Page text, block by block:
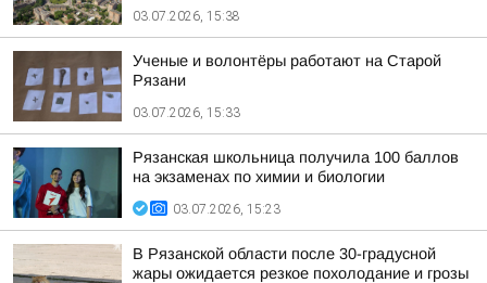
03.07.2026, 15:38
Ученые и волонтёры работают на Старой
Рязани
03.07.2026, 15:33
Рязанская школьница получила 100 баллов
на экзаменах по химии и биологии
03.07.2026, 15:23
В Рязанской области после 30-градусной
жары ожидается резкое похолодание и грозы